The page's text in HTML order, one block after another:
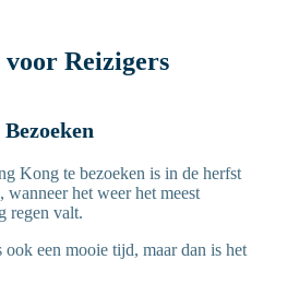
Reizigers
Kong te bezoeken is in de herfst
wanneer het weer het meest
regen valt.
een mooie tijd, maar dan is het